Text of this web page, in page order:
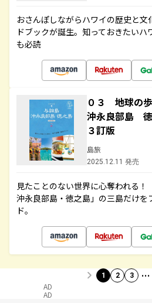
おさんぽしながらハワイの歴史と文
ドブックが誕生。知っておきたい
も必読
０３ 地球の
沖永良部島
３訂版
島旅
2025.12.11 発売
見たことのない世界に心奪われる
沖永良部島・徳之島」の三島だけを
ド。
1 2 3 …
AD
AD